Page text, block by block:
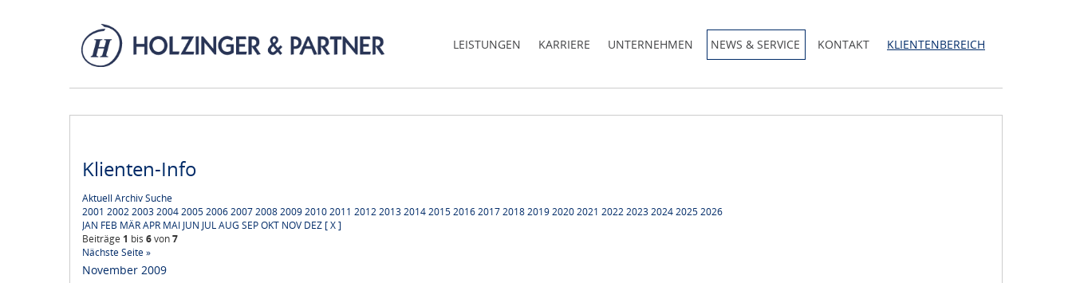
LEISTUNGEN KARRIERE UNTERNEHMEN NEWS & SERVICE KONTAKT KLIENTENBEREICH
Klienten-Info
Aktuell ArchivSuche
2001 2002200320042005200620072008200920102011 2012201320142015201620172018201920202021 20222023202420252026
JAN FEB MÄRAPR MAI JUN JULAUG SEPOKT NOV DEZ [ X ]
Beiträge 1 bis 6von7
Nächste Seite »
November 2009